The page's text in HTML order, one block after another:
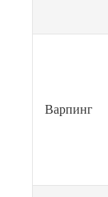
Варпинг